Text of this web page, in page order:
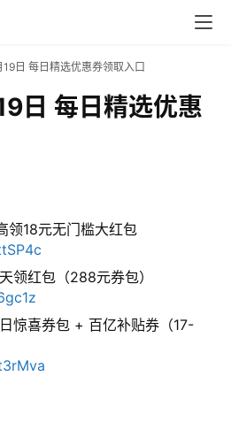
日 每日精选优惠券领取入口
日 每日精选优惠
18元无门槛大红包
红包（288元券包）
惊喜券包 + 百亿补贴券（17-